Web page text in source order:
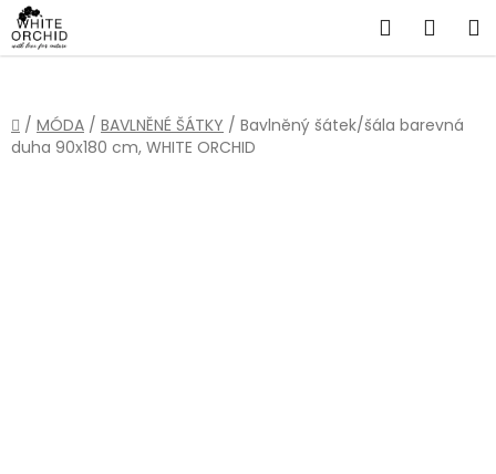
Přejít
na
obsah
Hledat
Domů
/ MÓDA / BAVLNĚNÉ ŠÁTKY / Bavlněný šátek/šála barevná
duha 90x180 cm, WHITE ORCHID